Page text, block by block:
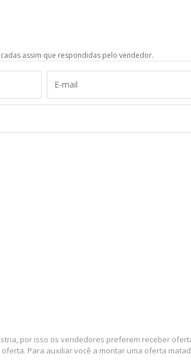
assim que respondidas pelo vendedor.
por isso os vendedores preferem receber
Para auxiliar você a montar uma oferta